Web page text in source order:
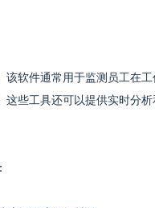
软件通常用于监测员工在
些工具还可以提供实时分